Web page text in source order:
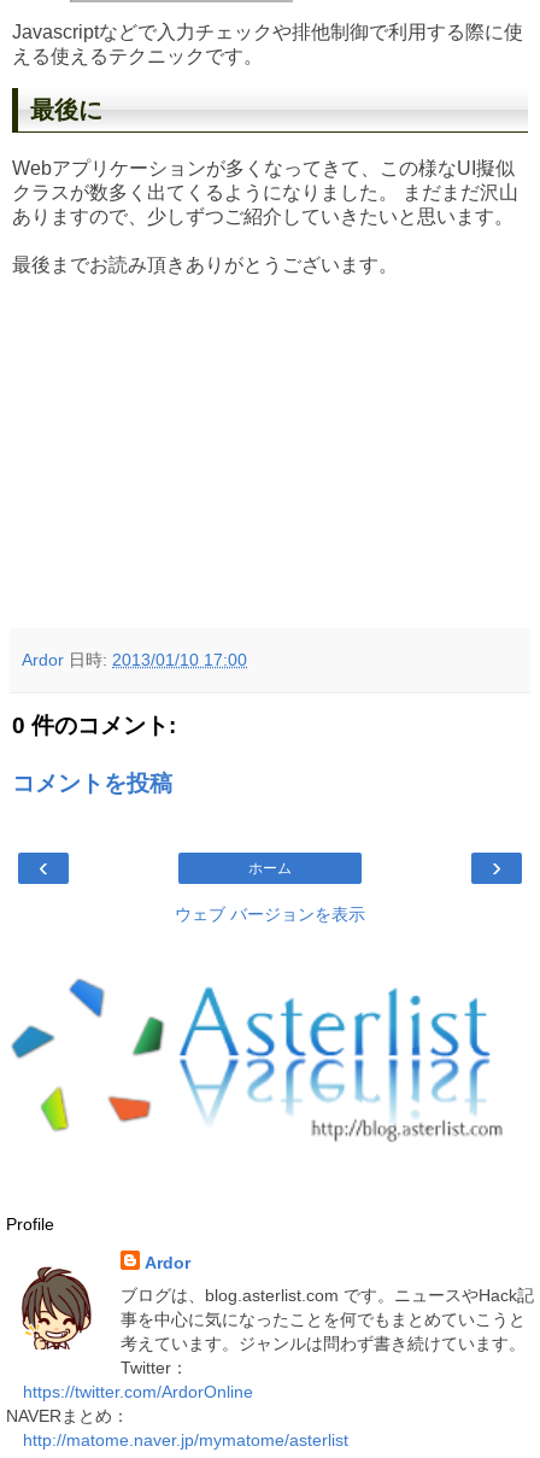
Javascriptなどで入力チェックや排他制御で利用する際に使
える使えるテクニックです。
最後に
Webアプリケーションが多くなってきて、この様なUI擬似
クラスが数多く出てくるようになりました。 まだまだ沢山
ありますので、少しずつご紹介していきたいと思います。
最後までお読み頂きありがとうございます。
Ardor 日時: 2013/01/10 17:00
0 件のコメント:
コメントを投稿
‹ ›
ホーム
ウェブ バージョンを表示
Profile
Ardor
ブログは、blog.asterlist.com です。ニュースやHack記
事を中心に気になったことを何でもまとめていこうと
考えています。ジャンルは問わず書き続けています。
Twitter：
https://twitter.com/ArdorOnline
NAVERまとめ：
http://matome.naver.jp/mymatome/asterlist